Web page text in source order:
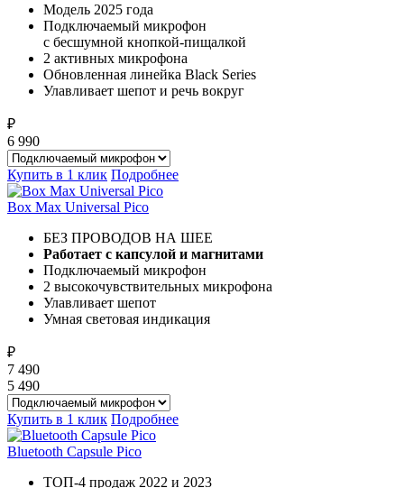
Модель 2025 года
Подключаемый микрофон
с бесшумной кнопкой-пищалкой
2 активных микрофона
Обновленная линейка Black Series
Улавливает шепот и речь вокруг
₽
6 990
Купить в 1 клик Подробнее
Box Max Universal Pico
БЕЗ ПРОВОДОВ НА ШЕЕ
Работает с капсулой и магнитами
Подключаемый микрофон
2 высокочувствительных микрофона
Улавливает шепот
Умная световая индикация
₽
7 490
5 490
Купить в 1 клик Подробнее
Bluetooth Capsule Pico
ТОП-4 продаж 2022 и 2023